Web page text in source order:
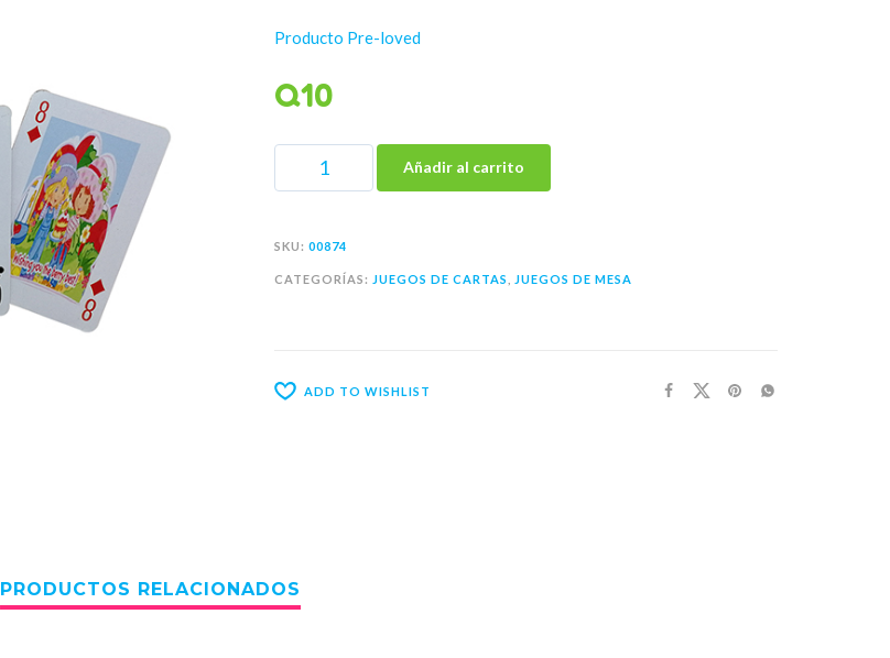
Producto Pre-loved
Q10
Añadir al carrito
SKU: 00874
CATEGORÍAS: JUEGOS DE CARTAS JUEGOS DE MESA
ADD TO WISHLIST
PRODUCTOS RELACIONADOS